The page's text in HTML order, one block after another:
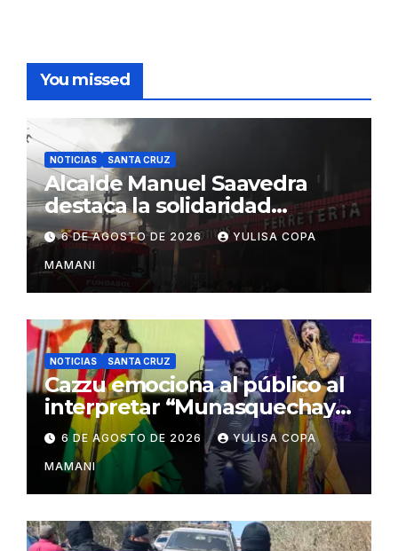
You missed
NOTICIAS SANTA CRUZ
Alcalde Manuel Saavedra
destaca la solidaridad
durante la emergencia en
Barrio Lindo
6 DE AGOSTO DE 2026 YULISA COPA
MAMANI
NOTICIAS SANTA CRUZ
Cazzu emociona al público al
interpretar “Munasquechay”
en su concierto en Santa
Cruz
6 DE AGOSTO DE 2026 YULISA COPA
MAMANI